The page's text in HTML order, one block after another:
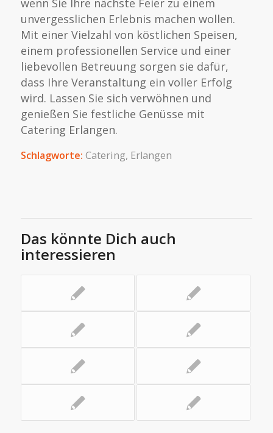
wenn Sie Ihre nächste Feier zu einem
unvergesslichen Erlebnis machen wollen.
Mit einer Vielzahl von köstlichen Speisen,
einem professionellen Service und einer
liebevollen Betreuung sorgen sie dafür,
dass Ihre Veranstaltung ein voller Erfolg
wird. Lassen Sie sich verwöhnen und
genießen Sie festliche Genüsse mit
Catering Erlangen.
Schlagworte: Catering, Erlangen
Das könnte Dich auch
interessieren